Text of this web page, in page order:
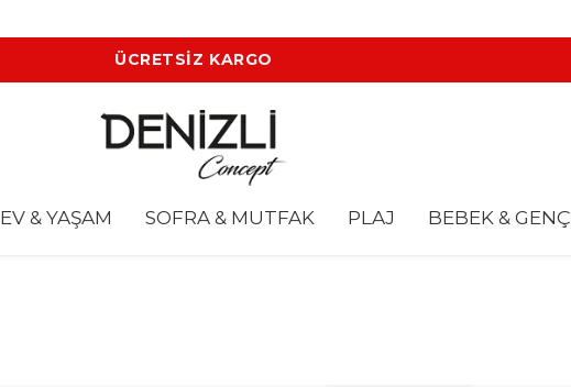
ÜCRETSİZ KARGO
EV & YAŞAM SOFRA & MUTFAK PLAJ BEBEK & GENÇ